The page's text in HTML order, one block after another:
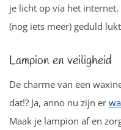
je licht op via het
(nog iets meer) geduld
Lampion en veiligheid
De charme van een
dat!? Ja, anno nu zijn er
Maak je lampion af en